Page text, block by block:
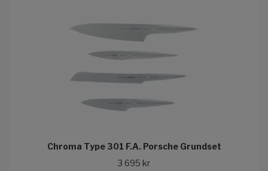
Chroma Type 301 F.A. Porsche Grundset
3 695 kr